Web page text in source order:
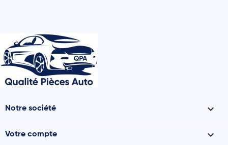
Notre société 
Votre compte 